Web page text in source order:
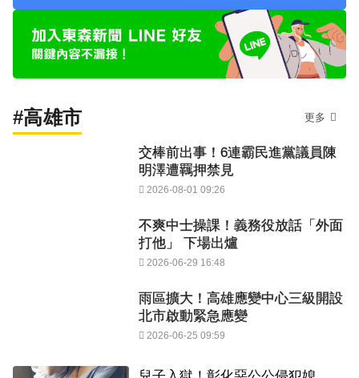
#高雄市 更多
交棒前出事！6連霸民進黨議員陳
明澤遭羈押禁見
2026-08-01 09:26
不爽中士操課！義務役放話「外面
打他」 下場出爐
2026-06-29 16:48
雨區擴大！高雄應變中心三級開設
北市啟動緊急應變
2026-06-25 09:59